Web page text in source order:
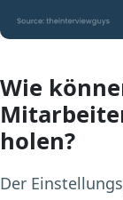
Wie
holen?
Der